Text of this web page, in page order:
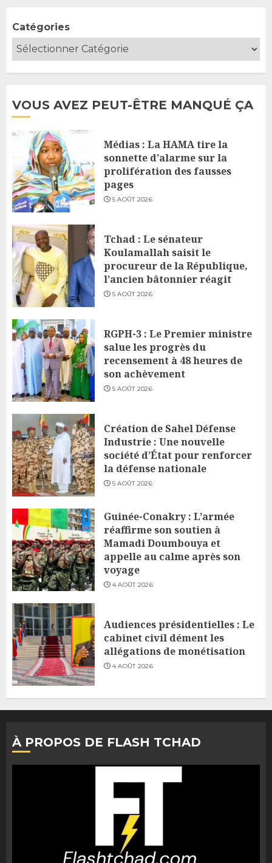
Catégories
VOUS AVEZ PEUT-ÊTRE MANQUÉ ÇA
Médias : La HAMA tire la
sonnette d’alarme sur la
prolifération des fausses
pages
5 AOÛT 2026
Tchad : Le sénateur
Koulamallah saisit le
procureur de la République,
l’ancien bâtonnier réagit
5 AOÛT 2026
RGPH-3 : Le Premier ministre
salue les progrès du
recensement à 48 heures de
son achèvement
5 AOÛT 2026
Création de Sahel Défense
Industrie : Une nouvelle
société d’État pour renforcer
la défense nationale
5 AOÛT 2026
Guinée-Conakry : L’armée
réaffirme son soutien à
Mamadi Doumbouya et
appelle au calme après son
voyage
4 AOÛT 2026
Audiences présidentielles : Le
cabinet civil dément les
allégations de monétisation
4 AOÛT 2026
À PROPOS DE FLASH TCHAD